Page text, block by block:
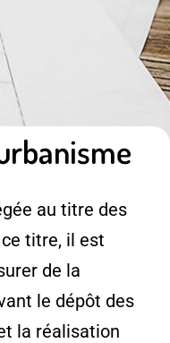
au titre des
titre, il est
de la
le dépôt des
la réalisation